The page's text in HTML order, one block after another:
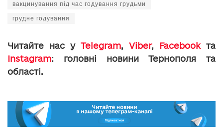
вакцинування під час годування грудьми
грудне годування
Читайте нас у Telegram, Viber, Facebookта
Instagram: головні новини Тернополя та
області.